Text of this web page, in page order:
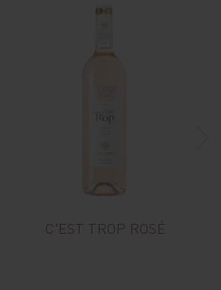
C'EST TROP ROSÉ